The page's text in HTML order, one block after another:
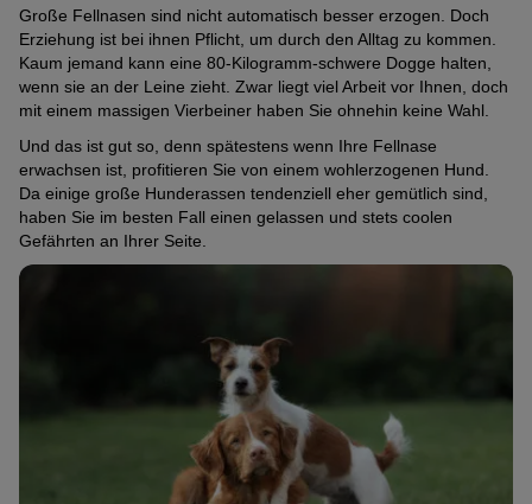
Große Fellnasen sind nicht automatisch besser erzogen. Doch
Erziehung ist bei ihnen Pflicht, um durch den Alltag zu kommen.
Kaum jemand kann eine 80-Kilogramm-schwere Dogge halten,
wenn sie an der Leine zieht. Zwar liegt viel Arbeit vor Ihnen, doch
mit einem massigen Vierbeiner haben Sie ohnehin keine Wahl.
Und das ist gut so, denn spätestens wenn Ihre Fellnase
erwachsen ist, profitieren Sie von einem wohlerzogenen Hund.
Da einige große Hunderassen tendenziell eher gemütlich sind,
haben Sie im besten Fall einen gelassen und stets coolen
Gefährten an Ihrer Seite.